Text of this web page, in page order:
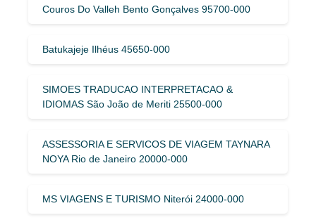
Couros Do Valleh Bento Gonçalves 95700-000
Batukajeje Ilhéus 45650-000
SIMOES TRADUCAO INTERPRETACAO &
IDIOMAS São João de Meriti 25500-000
ASSESSORIA E SERVICOS DE VIAGEM TAYNARA
NOYA Rio de Janeiro 20000-000
MS VIAGENS E TURISMO Niterói 24000-000